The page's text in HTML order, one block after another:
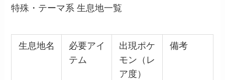
特殊・テーマ系 生息地一覧
生息地名
必要アイ
テム
出現ポケ
モン（レ
ア度）
備考